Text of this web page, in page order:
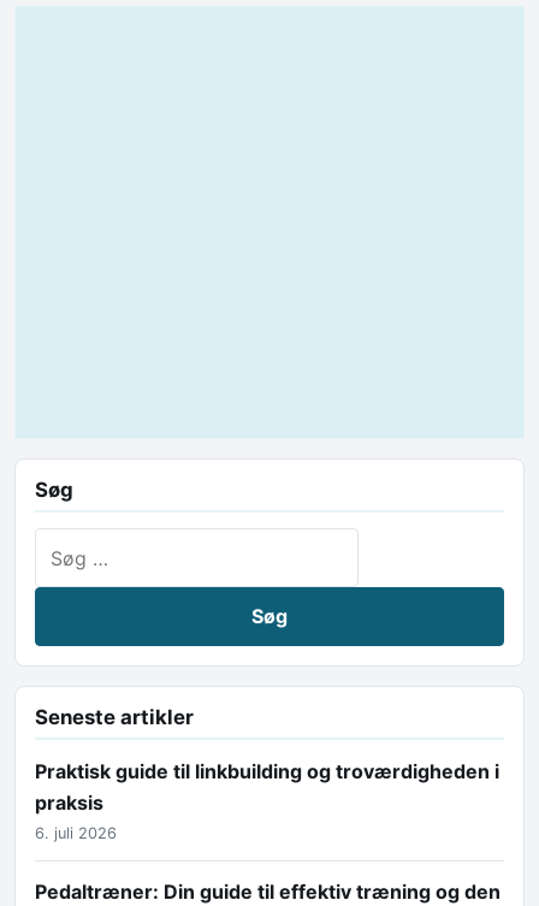
Søg
Seneste artikler
Praktisk guide til linkbuilding og troværdigheden i
praksis
6. juli 2026
Pedaltræner: Din guide til effektiv træning og den